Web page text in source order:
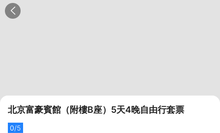
北京富豪賓館（附樓B座）5天4晚自由行套票
0/5